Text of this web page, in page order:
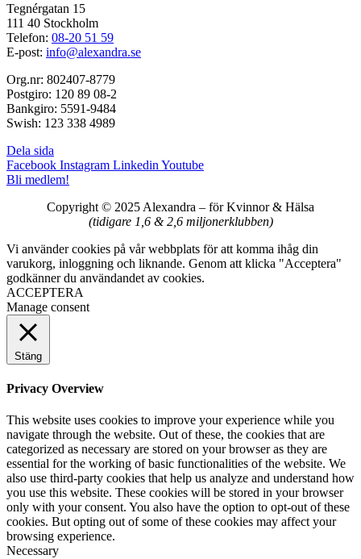
Tegnérgatan 15
111 40 Stockholm
Telefon: 08-20 51 59
E-post: info@alexandra.se
Org.nr: 802407-8779
Postgiro: 120 89 08-2
Bankgiro: 5591-9484
Swish: 123 338 4989
Dela sida
Facebook Instagram Linkedin Youtube
Bli medlem!
Copyright © 2025 Alexandra – för Kvinnor & Hälsa
(tidigare 1,6 & 2,6 miljonerklubben)
Vi använder cookies på vår webbplats för att komma ihåg din
varukorg, inloggning och liknande. Genom att klicka "Acceptera"
godkänner du användandet av cookies.
ACCEPTERA
Manage consent
Stäng
Privacy Overview
This website uses cookies to improve your experience while you
navigate through the website. Out of these, the cookies that are
categorized as necessary are stored on your browser as they are
essential for the working of basic functionalities of the website. We
also use third-party cookies that help us analyze and understand how
you use this website. These cookies will be stored in your browser
only with your consent. You also have the option to opt-out of these
cookies. But opting out of some of these cookies may affect your
browsing experience.
Necessary